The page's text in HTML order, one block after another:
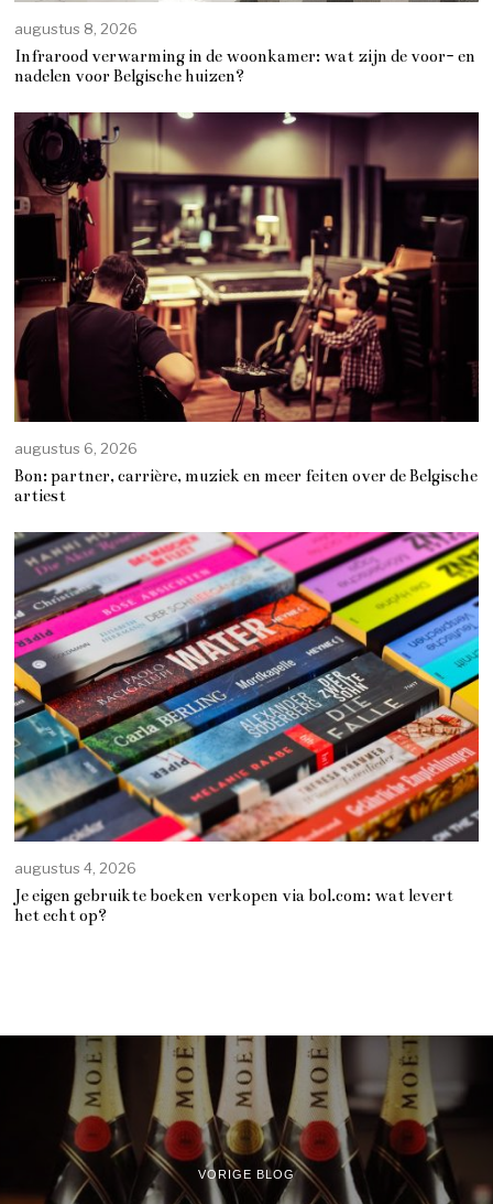
augustus 8, 2026
Infrarood verwarming in de woonkamer: wat zijn de voor- en
nadelen voor Belgische huizen?
augustus 6, 2026
Bon: partner, carrière, muziek en meer feiten over de Belgische
artiest
augustus 4, 2026
Je eigen gebruikte boeken verkopen via bol.com: wat levert
het echt op?
VORIGE BLOG